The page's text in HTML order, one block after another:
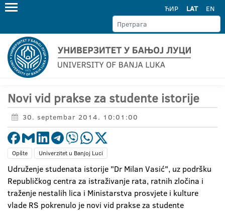
ЋИР LAT EN
Novi vid prakse za studente istorije
30. septembar 2014. 10:01:00
Opšte Univerzitet u Banjoj Luci
Udruženje studenata istorije "Dr Milan Vasić", uz podršku
Republičkog centra za istraživanje rata, ratnih zločina i
traženje nestalih lica i Ministarstva prosvjete i kulture
vlade RS pokrenulo je novi vid prakse za studente